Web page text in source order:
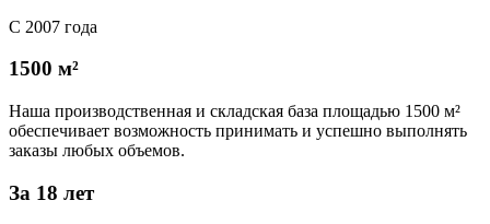
С 2007 года
1500 м²
Наша производственная и складская база площадью 1500 м²
обеспечивает возможность принимать и успешно выполнять
заказы любых объемов.
За 18 лет